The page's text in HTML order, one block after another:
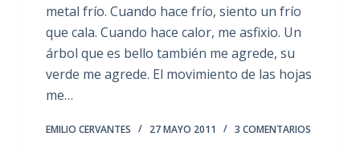
metal frío. Cuando hace frío, siento un frío
que cala. Cuando hace calor, me asfixio. Un
árbol que es bello también me agrede, su
verde me agrede. El movimiento de las hojas
me…
EMILIO CERVANTES 27 MAYO 2011 3 COMENTARIOS